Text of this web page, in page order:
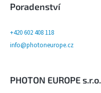
Poradenství
+420 602 408 118
info@photoneurope.cz
PHOTON EUROPE s.r.o.